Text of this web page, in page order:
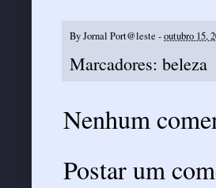
ByJornal Port@leste -outubro 15,
Marcadores: beleza
Nenhum
Postar um